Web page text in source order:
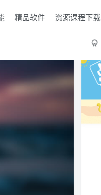
精品软件 资源课程下载